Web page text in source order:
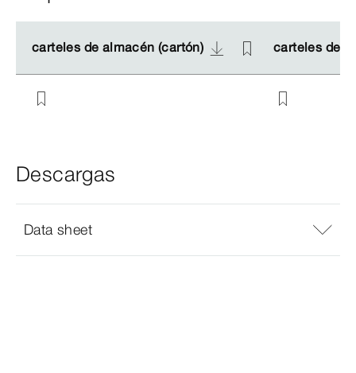
carteles de almacén (cartón) carteles de
carteles de almacén (cartón) carteles de
Descargas
Data sheet